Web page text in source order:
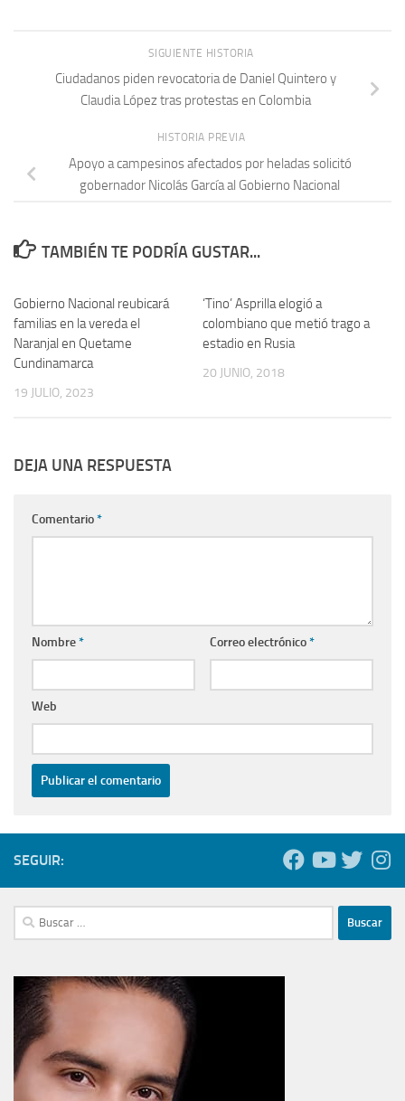
SIGUIENTE HISTORIA
Ciudadanos piden revocatoria de Daniel Quintero y
Claudia López tras protestas en Colombia
HISTORIA PREVIA
Apoyo a campesinos afectados por heladas solicitó
gobernador Nicolás García al Gobierno Nacional
TAMBIÉN TE PODRÍA GUSTAR...
Gobierno Nacional reubicará
familias en la vereda el
Naranjal en Quetame
Cundinamarca
19 JULIO, 2023
‘Tino’ Asprilla elogió a
colombiano que metió trago a
estadio en Rusia
20 JUNIO, 2018
DEJA UNA RESPUESTA
Comentario*
Nombre* Correo electrónico*
Web
SEGUIR:
Buscar: